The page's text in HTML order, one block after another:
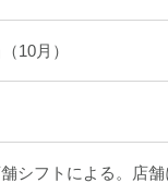
10月）
シフトによる。店